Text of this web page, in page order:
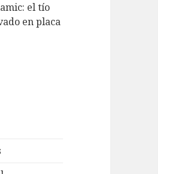
el tío
en placa